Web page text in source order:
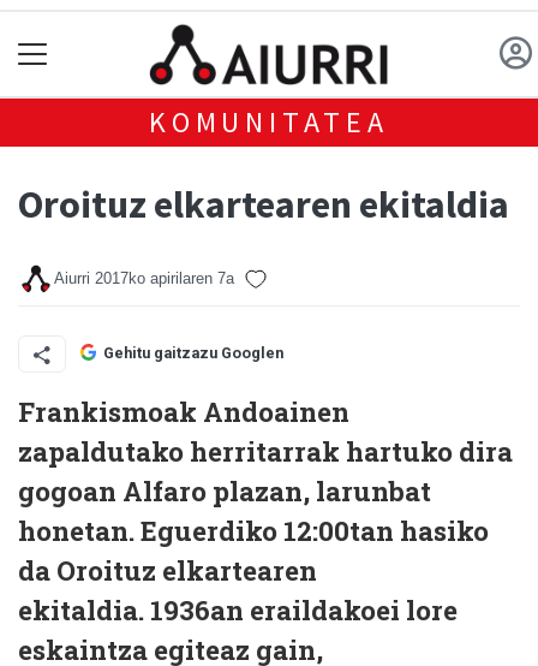
KOMUNITATEA
Oroituz elkartearen ekitaldia
Aiurri 2017ko apirilaren 7a
Gehitu gaitzazu Googlen
Frankismoak Andoainen
zapaldutako herritarrak hartuko dira
gogoan Alfaro plazan, larunbat
honetan. Eguerdiko 12:00tan hasiko
da Oroituz elkartearen
ekitaldia. 1936an eraildakoei lore
eskaintza egiteaz gain,